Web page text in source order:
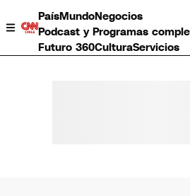
PaísMundoNegocios
Podcast y Programas
Futuro 360CulturaServicios